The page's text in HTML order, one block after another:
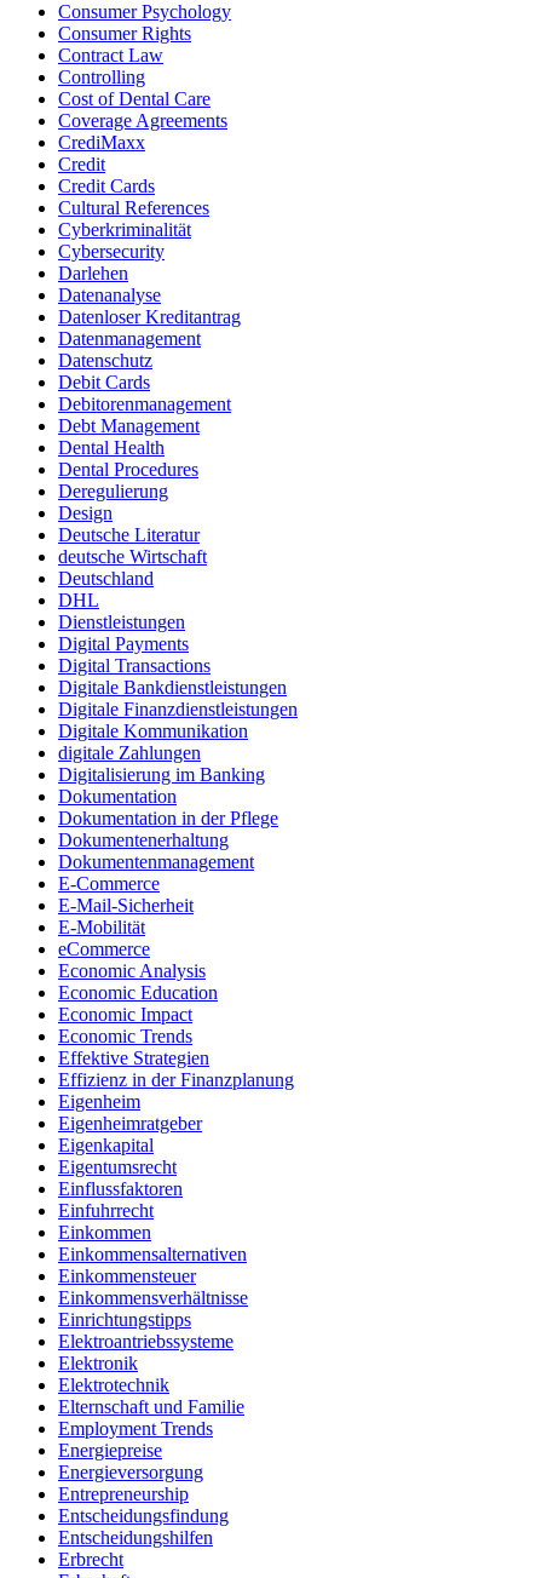
Consumer Psychology
Consumer Rights
Contract Law
Controlling
Cost of Dental Care
Coverage Agreements
CrediMaxx
Credit
Credit Cards
Cultural References
Cyberkriminalität
Cybersecurity
Darlehen
Datenanalyse
Datenloser Kreditantrag
Datenmanagement
Datenschutz
Debit Cards
Debitorenmanagement
Debt Management
Dental Health
Dental Procedures
Deregulierung
Design
Deutsche Literatur
deutsche Wirtschaft
Deutschland
DHL
Dienstleistungen
Digital Payments
Digital Transactions
Digitale Bankdienstleistungen
Digitale Finanzdienstleistungen
Digitale Kommunikation
digitale Zahlungen
Digitalisierung im Banking
Dokumentation
Dokumentation in der Pflege
Dokumentenerhaltung
Dokumentenmanagement
E-Commerce
E-Mail-Sicherheit
E-Mobilität
eCommerce
Economic Analysis
Economic Education
Economic Impact
Economic Trends
Effektive Strategien
Effizienz in der Finanzplanung
Eigenheim
Eigenheimratgeber
Eigenkapital
Eigentumsrecht
Einflussfaktoren
Einfuhrrecht
Einkommen
Einkommensalternativen
Einkommensteuer
Einkommensverhältnisse
Einrichtungstipps
Elektroantriebssysteme
Elektronik
Elektrotechnik
Elternschaft und Familie
Employment Trends
Energiepreise
Energieversorgung
Entrepreneurship
Entscheidungsfindung
Entscheidungshilfen
Erbrecht